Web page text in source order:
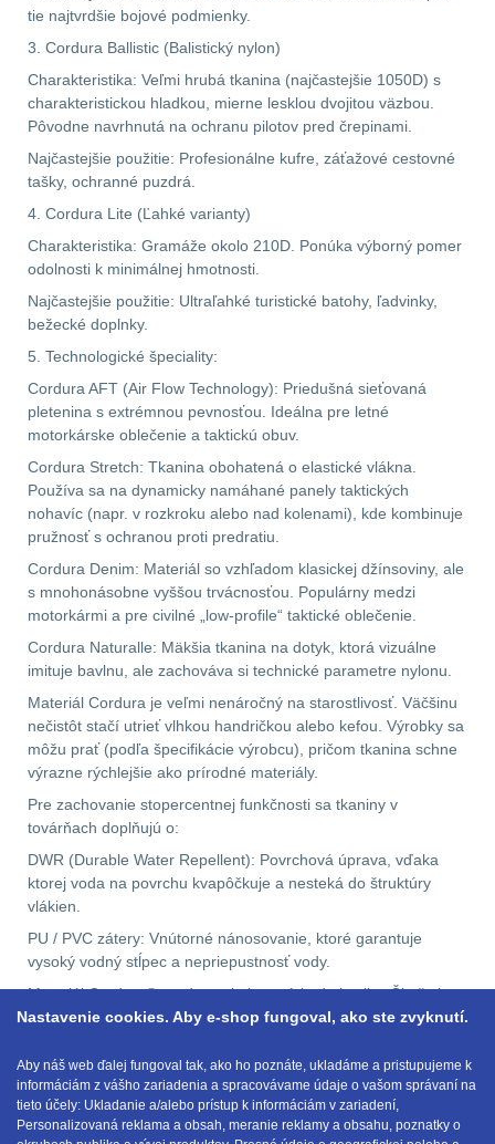
.40 .416
.44 .45 6
.357 .38 (9mm)7
19116
Kolimátory 53
Zvětšovací moduly
CQB21
Na vzduchovku15
Na kuše2
Přesné střílení22
Velký oční reliéf1
Na dlouhé vzdálenosti13
Multi-range32
Krátka a střední
vzdálenost
Monokuláry5
Príslušenstvo pre
OBLEČENIE(316)
tie najtvrdšie bojové podmienky.
3. Cordura Ballistic (Balistický nylon)
Charakteristika: Veľmi hrubá tkanina (najčastejšie 1050D) s
charakteristickou hladkou, mierne lesklou dvojitou väzbou.
Pôvodne navrhnutá na ochranu pilotov pred črepinami.
Najčastejšie použitie: Profesionálne kufre, záťažové cestovné
tašky, ochranné puzdrá.
4. Cordura Lite (Ľahké varianty)
Charakteristika: Gramáže okolo 210D. Ponúka výborný pomer
odolnosti k minimálnej hmotnosti.
Najčastejšie použitie: Ultraľahké turistické batohy, ľadvinky,
bežecké doplnky.
5. Technologické špeciality:
Cordura AFT (Air Flow Technology): Priedušná sieťovaná
pletenina s extrémnou pevnosťou. Ideálna pre letné
motorkárske oblečenie a taktickú obuv.
Cordura Stretch: Tkanina obohatená o elastické vlákna.
Používa sa na dynamicky namáhané panely taktických
nohavíc (napr. v rozkroku alebo nad kolenami), kde kombinuje
pružnosť s ochranou proti predratiu.
Cordura Denim: Materiál so vzhľadom klasickej džínsoviny, ale
s mnohonásobne vyššou trvácnosťou. Populárny medzi
motorkármi a pre civilné „low-profile“ taktické oblečenie.
Cordura Naturalle: Mäkšia tkanina na dotyk, ktorá vizuálne
imituje bavlnu, ale zachováva si technické parametre nylonu.
Materiál Cordura je veľmi nenáročný na starostlivosť. Väčšinu
nečistôt stačí utrieť vlhkou handričkou alebo kefou. Výrobky sa
môžu prať (podľa špecifikácie výrobcu), pričom tkanina schne
výrazne rýchlejšie ako prírodné materiály.
Pre zachovanie stopercentnej funkčnosti sa tkaniny v
továrňach doplňujú o:
DWR (Durable Water Repellent): Povrchová úprava, vďaka
ktorej voda na povrchu kvapôčkuje a nesteká do štruktúry
vlákien.
PU / PVC zátery: Vnútorné nánosovanie, ktoré garantuje
vysoký vodný stĺpec a nepriepustnosť vody.
Materiál Cordura® predstavuje investíciu do kvality. Či už si
vyberáte výstroj na strelnicu, náročný horský prechod alebo
poskytnú istotu, že vás vaše vybavenie nezradí v tej najmenej
vhodnej chvíli.
Nastavenie cookies. Aby e-shop fungoval, ako ste zvyknutí.
Aby náš web ďalej fungoval tak, ako ho poznáte, ukladáme a pristupujeme k
informáciám z vášho zariadenia a spracovávame údaje o vašom správaní na
tieto účely: Ukladanie a/alebo prístup k informáciám v zariadení,
Personalizovaná reklama a obsah, meranie reklamy a obsahu, poznatky o